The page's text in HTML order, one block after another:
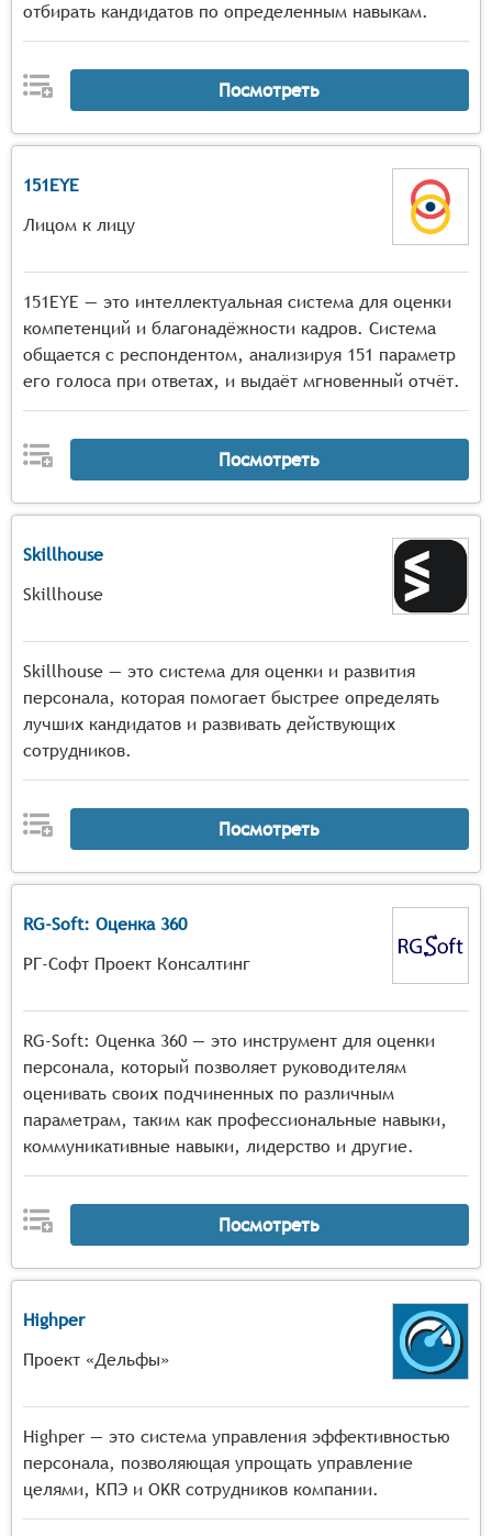
отбирать кандидатов по определенным навыкам.
Посмотреть
151EYE
Лицом к лицу
151EYE — это интеллектуальная система для оценки
компетенций и благонадёжности кадров. Система
общается с респондентом, анализируя 151 параметр
его голоса при ответах, и выдаёт мгновенный отчёт.
Посмотреть
Skillhouse
Skillhouse
Skillhouse — это система для оценки и развития
персонала, которая помогает быстрее определять
лучших кандидатов и развивать действующих
сотрудников.
Посмотреть
RG-Soft: Оценка 360
РГ-Софт Проект Консалтинг
RG-Soft: Оценка 360 — это инструмент для оценки
персонала, который позволяет руководителям
оценивать своих подчиненных по различным
параметрам, таким как профессиональные навыки,
коммуникативные навыки, лидерство и другие.
Посмотреть
Highper
Проект «Дельфы»
Highper — это система управления эффективностью
персонала, позволяющая упрощать управление
целями, КПЭ и OKR сотрудников компании.